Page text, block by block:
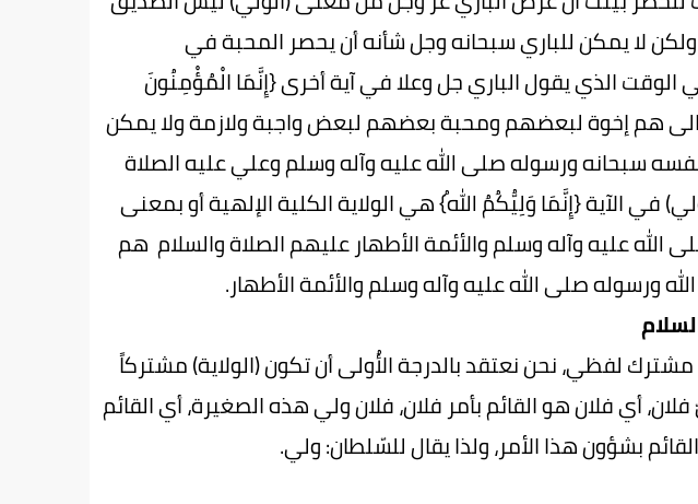
لا يمكن للباري سبحانه وجل شأنه أن يحصر المحبة في
الذي يقول الباري جل وعلا في آية أخرى {إِنَّمَا الْمُؤْمِنُونَ
هم إخوة لبعضهم ومحبة بعضهم لبعض واجبة ولازمة ولا يمكن
سبحانه ورسوله صلى الله عليه وآله وسلم وعلي عليه الصلاة
الآية {إِنَّمَا وَلِيُّكُمُ اللهُ} هي الولاية الكلية الإلهية أو بمعنى
الله عليه وآله وسلم والأئمة الأطهار عليهم الصلاة والسلام هم
ورسوله صلى الله عليه وآله وسلم والأئمة الأطهار.
لفظي، نحن نعتقد بالدرجة الأُولى أن تكون (الولاية) مشتركاً
أي فلان هو القائم بأمر فلان، فلان ولي هذه الصغيرة، أي القائم
بشؤون هذا الأمر، ولذا يقال للسّلطان: ولي.